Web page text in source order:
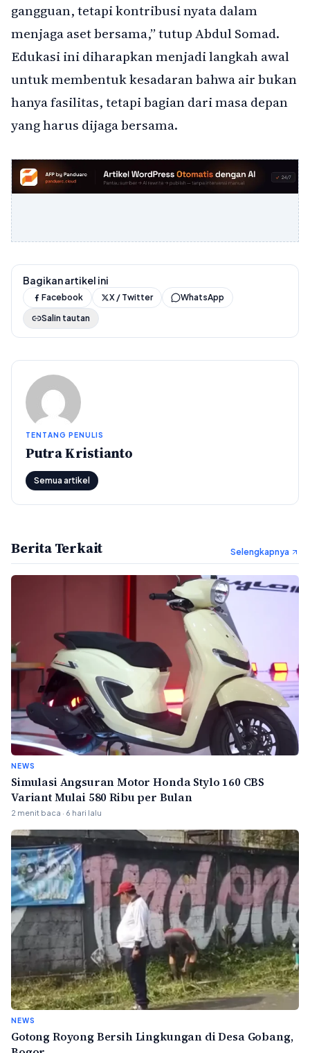
gangguan, tetapi kontribusi nyata dalam
menjaga aset bersama,” tutup Abdul Somad.
Edukasi ini diharapkan menjadi langkah awal
untuk membentuk kesadaran bahwa air bukan
hanya fasilitas, tetapi bagian dari masa depan
yang harus dijaga bersama.
Bagikan artikel ini
Facebook X / Twitter
WhatsApp
Salin tautan
TENTANG PENULIS
Putra Kristianto
Semua artikel
Berita Terkait Selengkapnya
NEWS
Simulasi Angsuran Motor Honda Stylo 160 CBS
Variant Mulai 580 Ribu per Bulan
2 menit baca · 6 hari lalu
NEWS
Gotong Royong Bersih Lingkungan di Desa Gobang,